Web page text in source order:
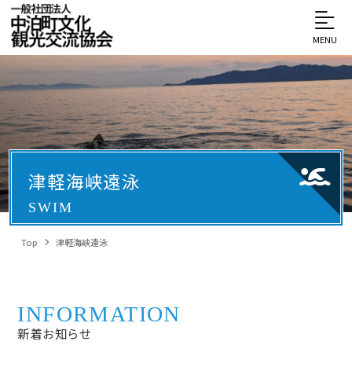
MENU
津軽海峡遠泳
SWIM
Top 津軽海峡遠泳
INFORMATION
新着お知らせ